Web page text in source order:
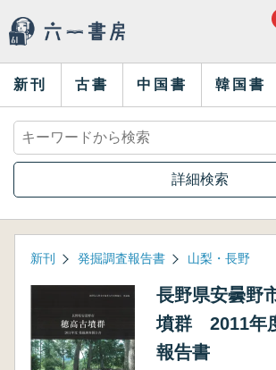
新刊 古書 中国書 韓国書
詳細検索
新刊 発掘調査報告書 山梨・長野
長野県安曇野
墳群 2011年
報告書